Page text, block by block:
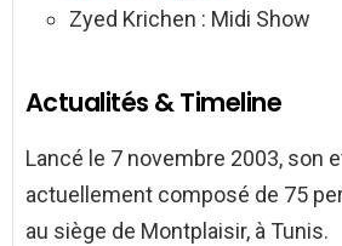
Zyed Krichen : Midi Show
Actualités & Timeline
Lancé le 7 novembre 2003, son
actuellement composé de 75
au siège de Montplaisir, à Tunis.